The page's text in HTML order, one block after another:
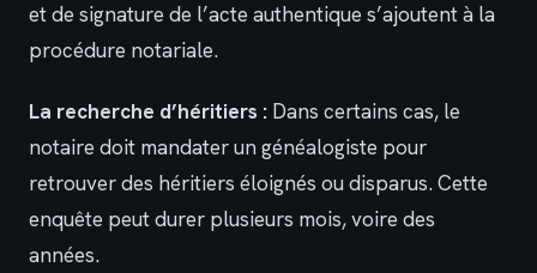
et de signature de l’acte authentique s’ajoutent à la
procédure notariale.
La recherche d’héritiers : Dans certains cas, le
notaire doit mandater un généalogiste pour
retrouver des héritiers éloignés ou disparus. Cette
enquête peut durer plusieurs mois, voire des
années.